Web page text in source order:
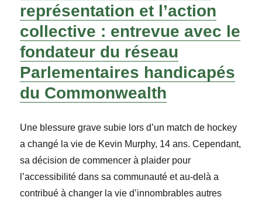
représentation et l’action
collective : entrevue avec le
fondateur du réseau
Parlementaires handicapés
du Commonwealth
Une blessure grave subie lors d’un match de hockey
a changé la vie de Kevin Murphy, 14 ans. Cependant,
sa décision de commencer à plaider pour
l’accessibilité dans sa communauté et au-delà a
contribué à changer la vie d’innombrables autres